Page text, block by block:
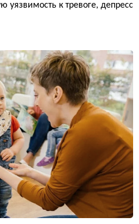
уязвимость к тревоге, депресс